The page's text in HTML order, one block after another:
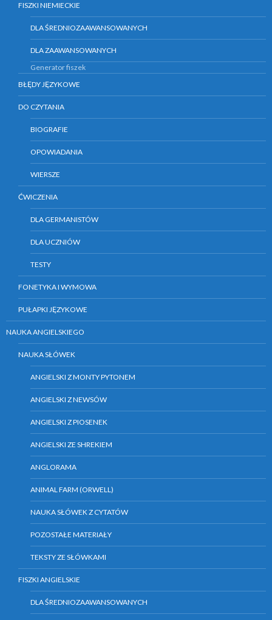
FISZKI NIEMIECKIE
DLA ŚREDNIOZAAWANSOWANYCH
DLA ZAAWANSOWANYCH
Generator fiszek
BŁĘDY JĘZYKOWE
DO CZYTANIA
BIOGRAFIE
OPOWIADANIA
WIERSZE
ĆWICZENIA
DLA GERMANISTÓW
DLA UCZNIÓW
TESTY
FONETYKA I WYMOWA
PUŁAPKI JĘZYKOWE
NAUKA ANGIELSKIEGO
NAUKA SŁÓWEK
ANGIELSKI Z MONTY PYTONEM
ANGIELSKI Z NEWSÓW
ANGIELSKI Z PIOSENEK
ANGIELSKI ZE SHREKIEM
ANGLORAMA
ANIMAL FARM (ORWELL)
NAUKA SŁÓWEK Z CYTATÓW
POZOSTAŁE MATERIAŁY
TEKSTY ZE SŁÓWKAMI
FISZKI ANGIELSKIE
DLA ŚREDNIOZAAWANSOWANYCH